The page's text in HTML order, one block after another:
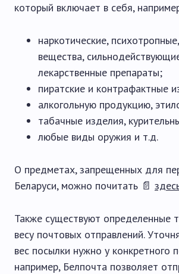
который включает в себя,
наркотические,
вещества,
лекарственные препараты;
пиратские и контрафактные
алкогольную продукцию,
табачные изделия,
любые виды оружия и т.д.
О предметах, запрещенных для
Беларуси, можно почитать 📄
Также существуют определенные
весу почтовых отправлений.
вес посылки нужно у конкретного
например, Белпочта позволяет